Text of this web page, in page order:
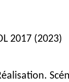
2017 (2023)